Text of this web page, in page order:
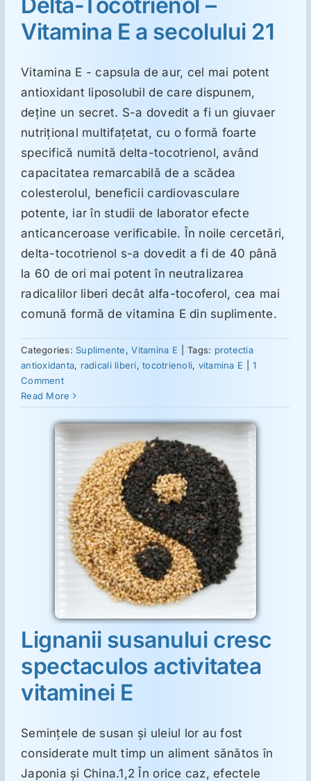
Suplimente
Reumatologie
Ginecologie
Mesajele lui Reichelt
Dietă
LDN
ORL
Oncologie
Toxicologie
Antipsihiatrie
Psihoterapie
Antropologie
Vitamina E a secolului 21
Vitamina E - capsula de aur, cel mai potent
antioxidant liposolubil de care dispunem,
deține un secret. S-a dovedit a fi un giuvaer
nutrițional multifațetat, cu o formă foarte
specifică numită delta-tocotrienol, având
capacitatea remarcabilă de a scădea
colesterolul, beneficii cardiovasculare
potente, iar în studii de laborator efecte
anticanceroase verificabile. În noile cercetări,
delta-tocotrienol s-a dovedit a fi de 40 până
la 60 de ori mai potent în neutralizarea
radicalilor liberi decât alfa-tocoferol, cea mai
comună formă de vitamina E din suplimente.
Categories: Suplimente,Vitamina E Tags: protectia
antioxidanta, radicali liberi,tocotrienoli, vitamina E
1
Comment
Read More
Lignanii susanului cresc
spectaculos activitatea
vitaminei E
Seminţele de susan şi uleiul lor au fost
considerate mult timp un aliment sănătos în
Japonia şi China.1,2 În orice caz, efectele